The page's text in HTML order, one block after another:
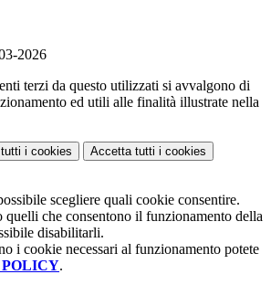
2026
terzi da questo utilizzati si avvalgono di
ed utili alle finalità illustrate nella
i cookies Accetta tutti i cookies
scegliere quali cookie consentire.
quelli che consentono il funzionamento della
disabilitarli.
i cookie necessari al funzionamento potete
.